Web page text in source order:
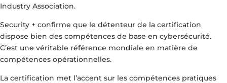
Industry Association.
Security + confirme que le détenteur de la certification
dispose bien des compétences de base en cybersécurité.
C’est une véritable référence mondiale en matière de
compétences opérationnelles.
La certification met l’accent sur les compétences pratiques